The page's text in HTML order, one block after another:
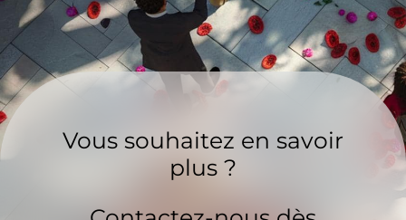
Vous souhaitez en savoir
plus ?